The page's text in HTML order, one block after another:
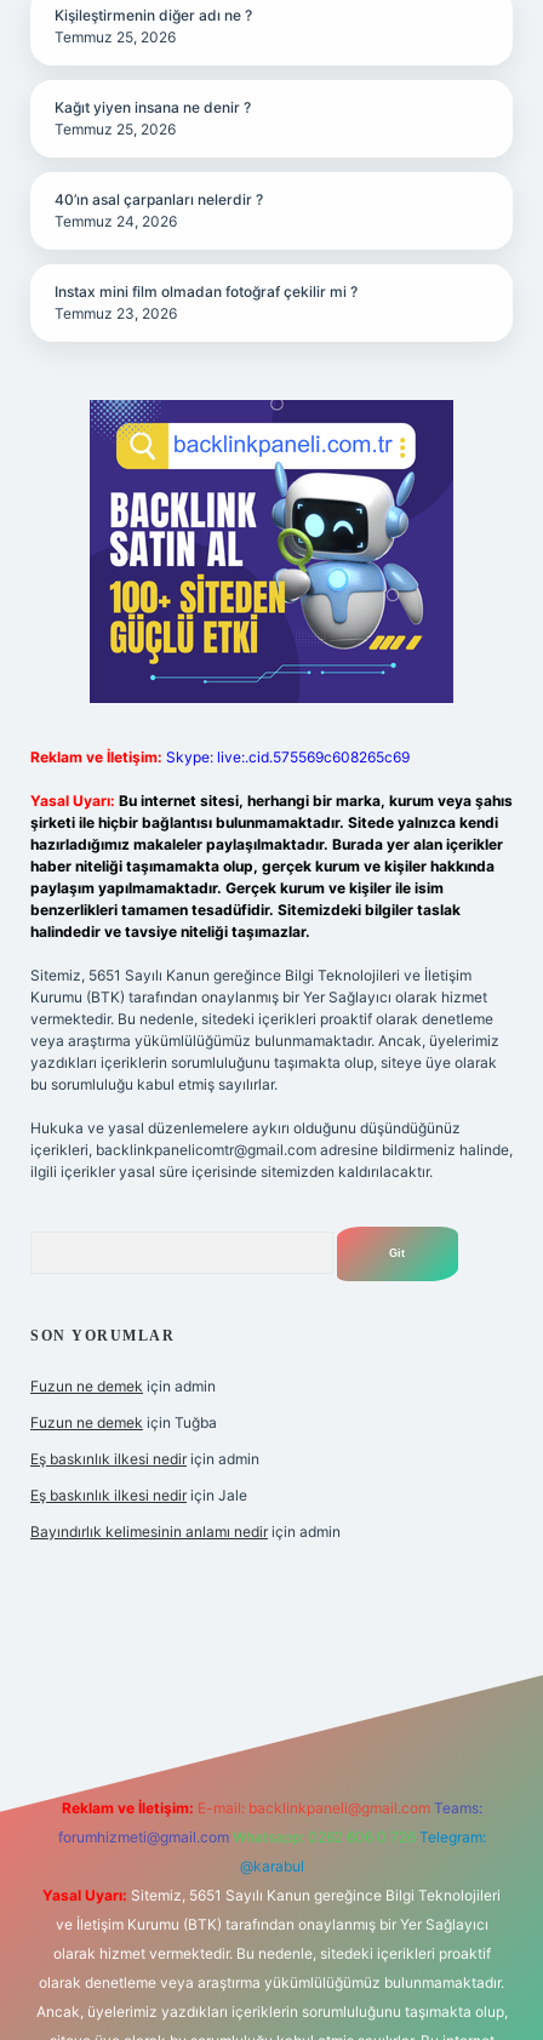
Kişileştirmenin diğer adı ne ?
Temmuz 25, 2026
Kağıt yiyen insana ne denir ?
Temmuz 25, 2026
40’ın asal çarpanları nelerdir ?
Temmuz 24, 2026
Instax mini film olmadan fotoğraf çekilir mi ?
Temmuz 23, 2026
Reklam ve İletişim: Skype: live:.cid.575569c608265c69
Yasal Uyarı: Bu internet sitesi, herhangi bir marka, kurum veya şahıs
şirketi ile hiçbir bağlantısı bulunmamaktadır. Sitede yalnızca kendi
hazırladığımız makaleler paylaşılmaktadır. Burada yer alan içerikler
haber niteliği taşımamakta olup, gerçek kurum ve kişiler hakkında
paylaşım yapılmamaktadır. Gerçek kurum ve kişiler ile isim
benzerlikleri tamamen tesadüfidir. Sitemizdeki bilgiler taslak
halindedir ve tavsiye niteliği taşımazlar.
Sitemiz, 5651 Sayılı Kanun gereğince Bilgi Teknolojileri ve İletişim
Kurumu (BTK) tarafından onaylanmış bir Yer Sağlayıcı olarak hizmet
vermektedir. Bu nedenle, sitedeki içerikleri proaktif olarak denetleme
veya araştırma yükümlülüğümüz bulunmamaktadır. Ancak, üyelerimiz
yazdıkları içeriklerin sorumluluğunu taşımakta olup, siteye üye olarak
bu sorumluluğu kabul etmiş sayılırlar.
Hukuka ve yasal düzenlemelere aykırı olduğunu düşündüğünüz
içerikleri, backlinkpanelicomtr@gmail.com adresine bildirmeniz halinde,
ilgili içerikler yasal süre içerisinde sitemizden kaldırılacaktır.
SON YORUMLAR
Fuzun ne demek için admin
Fuzun ne demek için Tuğba
Eş baskınlık ilkesi nedir için admin
Eş baskınlık ilkesi nedir için Jale
Bayındırlık kelimesinin anlamı nedir için admin
elexbetgiris.org
Reklam ve İletişim: E-mail: backlinkpaneli@gmail.com Teams:
forumhizmeti@gmail.com Whatsapp: 0262 606 0 726 Telegram:
@karabul
Yasal Uyarı: Sitemiz, 5651 Sayılı Kanun gereğince Bilgi Teknolojileri
ve İletişim Kurumu (BTK) tarafından onaylanmış bir Yer Sağlayıcı
olarak hizmet vermektedir. Bu nedenle, sitedeki içerikleri proaktif
olarak denetleme veya araştırma yükümlülüğümüz bulunmamaktadır.
Ancak, üyelerimiz yazdıkları içeriklerin sorumluluğunu taşımakta olup,